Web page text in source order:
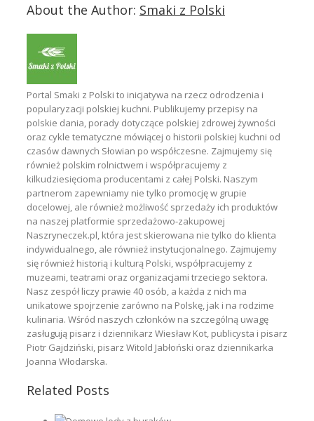
About the Author: Smaki z Polski
Portal Smaki z Polski to inicjatywa na rzecz odrodzenia i
popularyzacji polskiej kuchni. Publikujemy przepisy na
polskie dania, porady dotyczące polskiej zdrowej żywności
oraz cykle tematyczne mówiącej o historii polskiej kuchni od
czasów dawnych Słowian po współczesne. Zajmujemy się
również polskim rolnictwem i współpracujemy z
kilkudziesięcioma producentami z całej Polski. Naszym
partnerom zapewniamy nie tylko promocję w grupie
docelowej, ale również możliwość sprzedaży ich produktów
na naszej platformie sprzedażowo-zakupowej
Naszryneczek.pl, która jest skierowana nie tylko do klienta
indywidualnego, ale również instytucjonalnego. Zajmujemy
się również historią i kulturą Polski, współpracujemy z
muzeami, teatrami oraz organizacjami trzeciego sektora.
Nasz zespół liczy prawie 40 osób, a każda z nich ma
unikatowe spojrzenie zarówno na Polskę, jak i na rodzime
kulinaria. Wśród naszych członków na szczególną uwagę
zasługują pisarz i dziennikarz Wiesław Kot, publicysta i pisarz
Piotr Gajdziński, pisarz Witold Jabłoński oraz dziennikarka
Joanna Włodarska.
Related Posts